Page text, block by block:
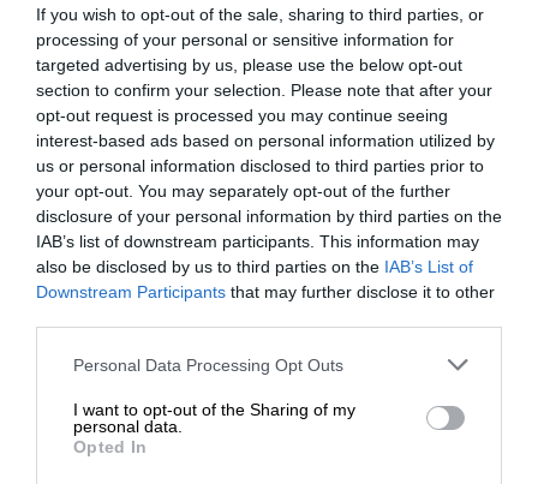
If you wish to opt-out of the sale, sharing to third parties, or
processing of your personal or sensitive information for
targeted advertising by us, please use the below opt-out
section to confirm your selection. Please note that after your
opt-out request is processed you may continue seeing
interest-based ads based on personal information utilized by
us or personal information disclosed to third parties prior to
your opt-out. You may separately opt-out of the further
disclosure of your personal information by third parties on the
IAB’s list of downstream participants. This information may
also be disclosed by us to third parties on the IAB’s List of
Downstream Participants that may further disclose it to other
Personal Data Processing Opt Outs
I want to opt-out of the Sharing of my
personal data.
Opted In
Podmiot
odpowiedzialny
DELL sp. z o.o
ul. Inflancka 4A
00-189 Warszawa
https://dell.com
Pomoc
techniczna
https://www.dell.com/support/
pl/category/product-support/self-
knowledgebase
ZAPYTAJ O PRODUKT
Zapytanie o "Dysk serwerowy DELL 8TB SATA
6Gb/s 512e 7,2tys. obr./min 3,5" 14 gen. (tylko do